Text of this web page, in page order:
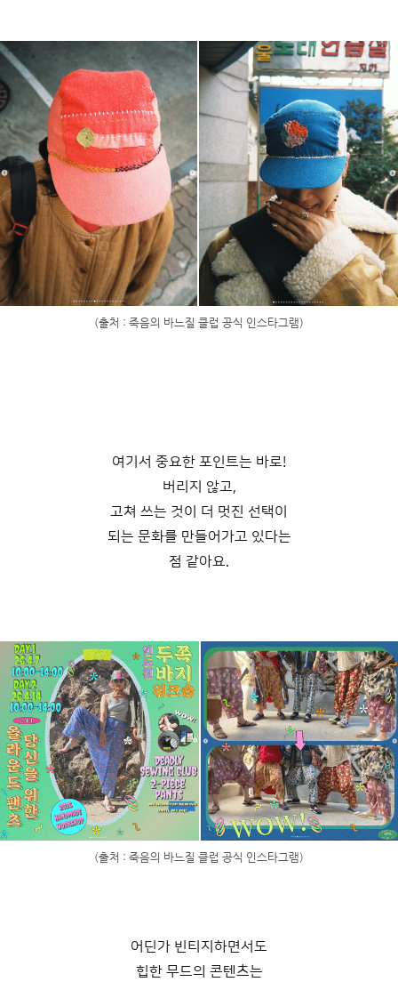
(출처 : 죽음의 바느질 클럽 공식 인스타그램)
여기서 중요한 포인트는 바로!
버리지 않고,
고쳐 쓰는 것이 더 멋진 선택이
되는 문화를 만들어가고 있다는
점 같아요.
(출처 : 죽음의 바느질 클럽 공식 인스타그램)
어딘가 빈티지하면서도
힙한 무드의 콘텐츠는